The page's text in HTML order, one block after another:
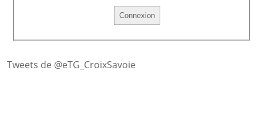
Tweets de @eTG_CroixSavoie